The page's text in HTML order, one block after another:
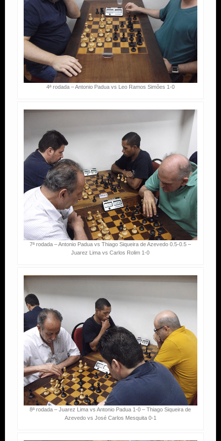
4ª rodada – Antonio Padua vs Leo Ramos Simões 1-0
7ª rodada – Antonio Padua vs Thiago Siqueira de Azevedo 0.5-0.5 –
Juarez Lima vs Carlos Rolim 1-0
8ª rodada – Juarez Lima vs Antonio Padua 1-0 – Thiago Siqueira de
Azevedo vs José Carlos Mesquita 0-1